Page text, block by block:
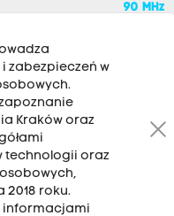
90 MHz
22, 30-007
Antena: 12 200 33 33
zabezpieczeń w
Kraków oraz
technologii oraz
roku.
informacjami